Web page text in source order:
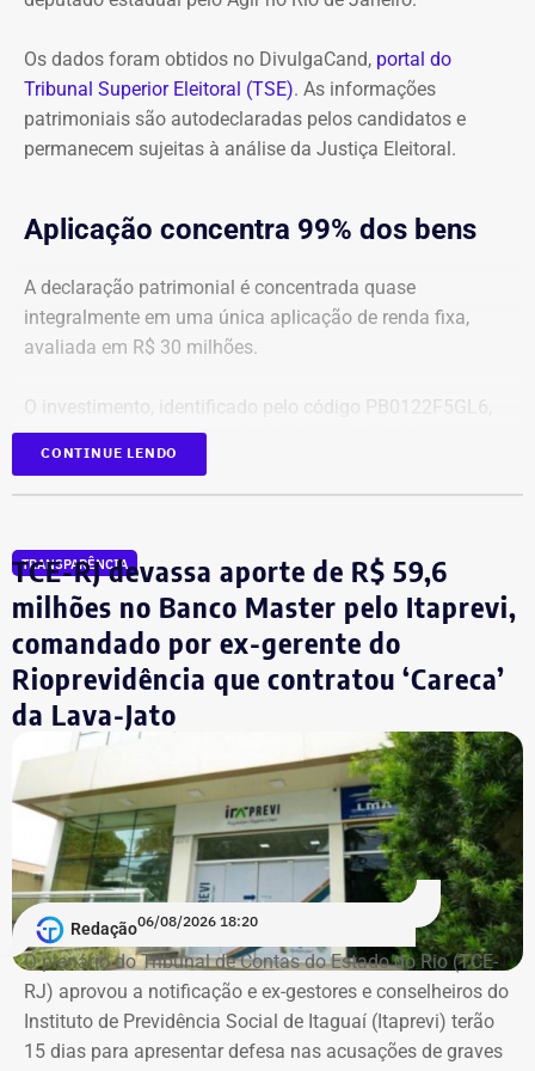
Globo”
Os dados foram obtidos no DivulgaCand, portal do
Tribunal Superior Eleitoral (TSE). As informações
patrimoniais são autodeclaradas pelos candidatos e
permanecem sujeitas à análise da Justiça Eleitoral.
Aplicação concentra 99% dos bens
A declaração patrimonial é concentrada quase
integralmente em uma única aplicação de renda fixa,
avaliada em R$ 30 milhões.
O investimento, identificado pelo código PB0122F5GL6,
representa cerca de 99,2% de todo o patrimônio
incluem aplicações de renda fixa em diferentes
instituições financeiras, além de um depósito bancário no
valor de R$ 0,01.
Empresário do setor de seguros
De acordo com os dados do registro de candidatura, Alex
Melim nasceu no Rio de Janeiro em 2 de junho de 1976, é
casado, possui ensino médio completo e declarou exercer
a profissão de empresário.
Em documento de consulta pública da Casa da Moeda do
Brasil, Alex Ofredi Melim aparece como representante da
Melim Corretora de Seguros Ltda., empresa que atua no
setor de seguros e planos de saúde.
CONTINUE LENDO
TRANSPARÊNCIA
TCE-RJ devassa aporte de R$ 59,6
milhões no Banco Master pelo Itaprevi,
comandado por ex-gerente do
Rioprevidência que contratou ‘Careca’
da Lava-Jato
Redação06/08/2026 18:20
O plenário do Tribunal de Contas do Estado do Rio (TCE-
RJ) aprovou a notificação e ex-gestores e conselheiros do
Instituto de Previdência Social de Itaguaí (Itaprevi) terão
15 dias para apresentar defesa nas acusações de graves